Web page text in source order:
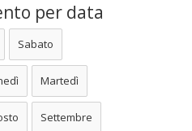
per data
Sabato
Martedì
Settembre